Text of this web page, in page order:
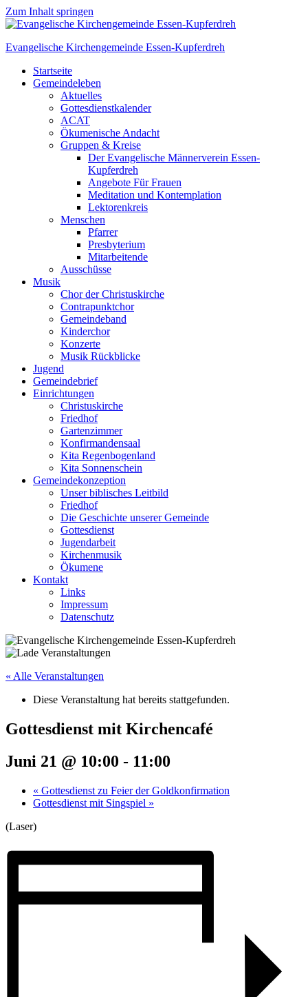
Zum Inhalt springen
Evangelische Kirchengemeinde Essen-Kupferdreh
Startseite
Gemeindeleben
Aktuelles
Gottesdienstkalender
ACAT
Ökumenische Andacht
Gruppen & Kreise
Der Evangelische Männerverein Essen-
Kupferdreh
Angebote Für Frauen
Meditation und Kontemplation
Lektorenkreis
Menschen
Pfarrer
Presbyterium
Mitarbeitende
Ausschüsse
Musik
Chor der Christuskirche
Contrapunktchor
Gemeindeband
Kinderchor
Konzerte
Musik Rückblicke
Jugend
Gemeindebrief
Einrichtungen
Christuskirche
Friedhof
Gartenzimmer
Konfirmandensaal
Kita Regenbogenland
Kita Sonnenschein
Gemeindekonzeption
Unser biblisches Leitbild
Friedhof
Die Geschichte unserer Gemeinde
Gottesdienst
Jugendarbeit
Kirchenmusik
Ökumene
Kontakt
Links
Impressum
Datenschutz
« Alle Veranstaltungen
Diese Veranstaltung hat bereits stattgefunden.
Gottesdienst mit Kirchencafé
Juni 21 @ 10:00 - 11:00
« Gottesdienst zu Feier der Goldkonfirmation
Gottesdienst mit Singspiel »
(Laser)